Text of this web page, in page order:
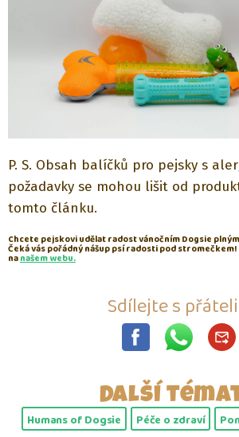
P. S. Obsah balíčků pro pejsky s
požadavky se mohou lišit od
tomto článku.
Chcete pejskovi udělat radost vánočním Dogsie
Čeká vás pořádný nášup psí radosti pod
nanašem webu.
Sdílejte s přáteli
Další
Humans of Dogsie Péče o zdraví